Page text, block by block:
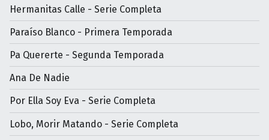
Hermanitas Calle - Serie Completa
Paraíso Blanco - Primera Temporada
Pa Quererte - Segunda Temporada
Ana De Nadie
Por Ella Soy Eva - Serie Completa
Lobo, Morir Matando - Serie Completa